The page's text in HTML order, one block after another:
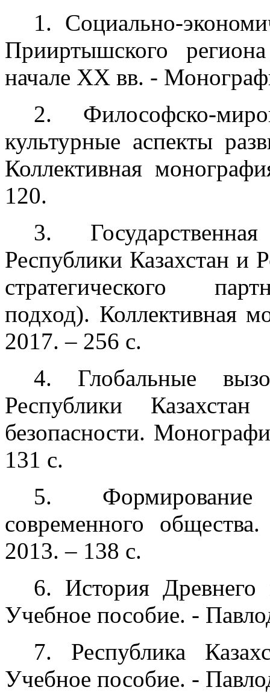
1. Социально-
Прииртышского
начале XX вв. -
2. Философско-
культурные аспекты
Коллективная
120.
3.
Республики Казахстан и
стратегического
подход). Коллективная
2017. – 256 с.
4. Глобальные
Республики
безопасности.
131 с.
5. Формирование
современного
2013. – 138 с.
6. История Древнего
Учебное пособие. -
7. Республика
Учебное пособие. -